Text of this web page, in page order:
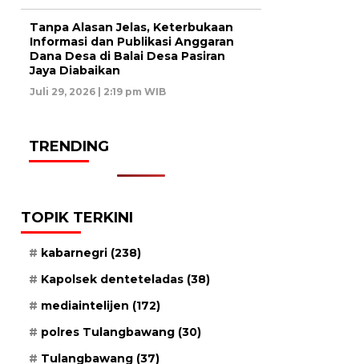
Tanpa Alasan Jelas, Keterbukaan
Informasi dan Publikasi Anggaran
Dana Desa di Balai Desa Pasiran
Jaya Diabaikan
Juli 29, 2026 | 2:19 pm WIB
TRENDING
TOPIK TERKINI
kabarnegri (238)
Kapolsek denteteladas (38)
mediaintelijen (172)
polres Tulangbawang (30)
Tulangbawang (37)